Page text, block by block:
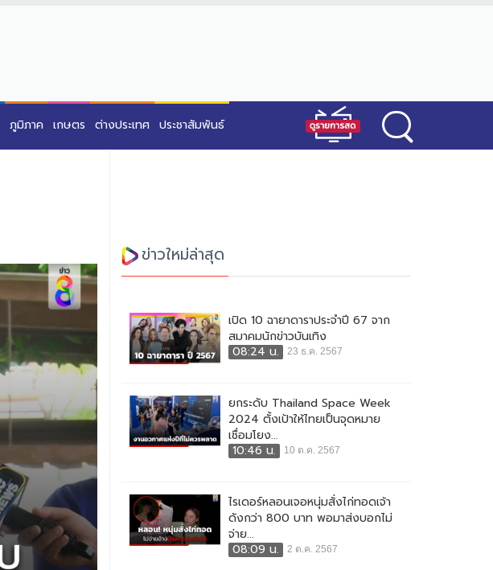
ภูมิภาค เกษตร ต่างประเทศ ประชาสัมพันธ์
ข่าวใหม่ล่าสุด
เปิด 10 ฉายาดาราประจำปี 67 จาก
สมาคมนักข่าวบันเทิง
08:24 น.
23 ธ.ค. 2567
ยกระดับ Thailand Space Week
2024 ตั้งเป้าให้ไทยเป็นจุดหมาย
เชื่อมโยง...
10:46 น.
10 ต.ค. 2567
ไรเดอร์หลอนเจอหนุ่มสั่งไก่ทอดเจ้า
ดังกว่า 800 บาท พอมาส่งบอกไม่
จ่าย...
08:09 น.
2 ต.ค. 2567